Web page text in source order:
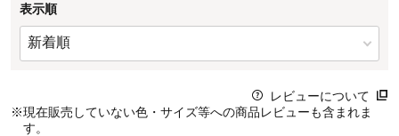
表示順
レビューについて
※現在販売していない色・サイズ等への商品レビューも含まれま
す。